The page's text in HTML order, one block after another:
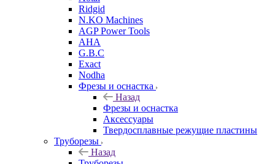
Ridgid
N.KO Machines
AGP Power Tools
AHA
G.B.C
Exact
Nodha
Фрезы и оснастка
Назад
Фрезы и оснастка
Аксессуары
Твердосплавные режущие пластины
Труборезы
Назад